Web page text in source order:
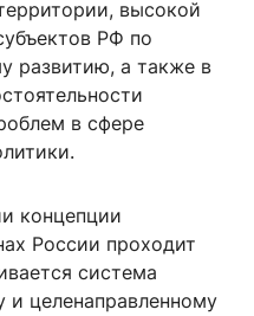
высокой
РФ по
развитию, а также в
в сфере
концепции
России проходит
система
целенаправленному